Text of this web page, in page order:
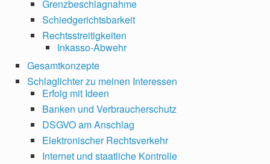
Grenzbeschlagnahme
Schiedgerichtsbarkeit
Rechtsstreitigkeiten
Inkasso-Abwehr
Gesamtkonzepte
Schlaglichter zu meinen Interessen
Erfolg mit Ideen
Banken und Verbraucherschutz
DSGVO am Anschlag
Elektronischer Rechtsverkehr
Internet und staatliche Kontrolle